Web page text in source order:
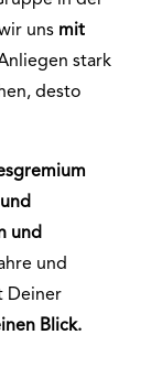
uns mit
stark
desto
und
und
Deiner
Blick.